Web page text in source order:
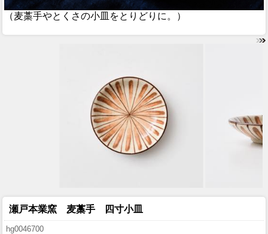
（麦藁手やとくさの小皿をとりどりに。）
瀬戸本業窯 麦藁手 四寸小皿
hg0046700